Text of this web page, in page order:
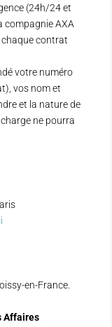
(24h/24 et
compagnie AXA
chaque contrat
votre numéro
vos nom et
et la nature de
ne pourra
en-France.
Affaires